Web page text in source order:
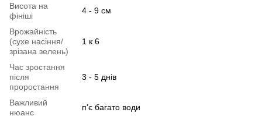
Висота на
фініші
4 - 9 см
Врожайність
(сухе насіння/
зрізана зелень)
1 к 6
Час зростання
після
проростання
3 - 5 днів
Важливий
нюанс
п'є багато води